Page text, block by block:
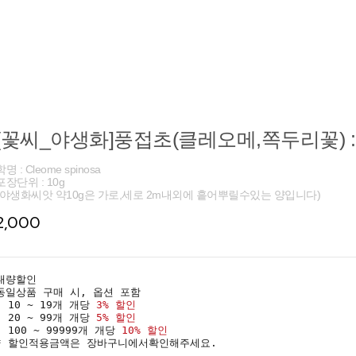
씨_야생화]풍접초(클레오메,쪽두리꽃)
명 : Cleome spinosa
장단위 : 10g
생화씨앗 약10g은 가로,세로 2m내외에 흩어뿌릴수있는 양입니다)
량할인
일상품 구매 시, 옵션 포함
10 ~ 19개 개당 3% 할인
20 ~ 99개 개당 5% 할인
100 ~ 99999개 개당 10% 할인
할인적용금액은 장바구니에서확인해주세요.